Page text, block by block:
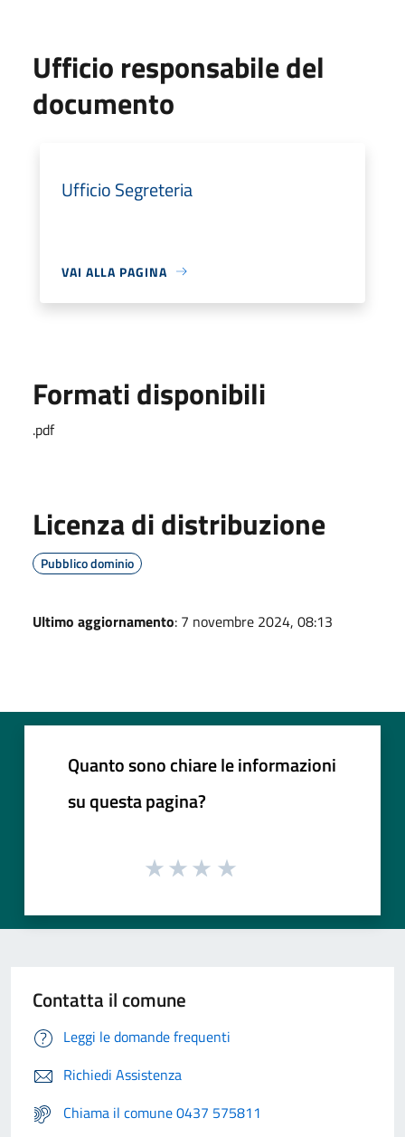
Ufficio responsabile del
documento
Ufficio Segreteria
VAI ALLA PAGINA
Formati disponibili
.pdf
Licenza di distribuzione
Pubblico dominio
Ultimo aggiornamento: 7 novembre 2024, 08:13
Quanto sono chiare le informazioni
su questa pagina?
Contatta il comune
Leggi le domande frequenti
Richiedi Assistenza
Chiama il comune 0437 575811